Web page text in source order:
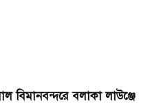
বিমানবন্দরে বলাকা লাউঞ্জে